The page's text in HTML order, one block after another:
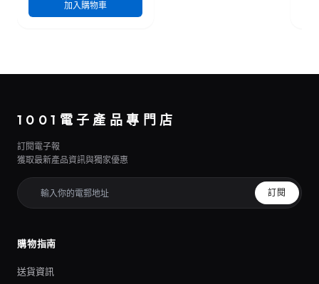
加入購物車
1001電子產品專門店
訂閱電子報
獲取最新產品資訊與獨家優惠
訂閱
購物指南
送貨資訊